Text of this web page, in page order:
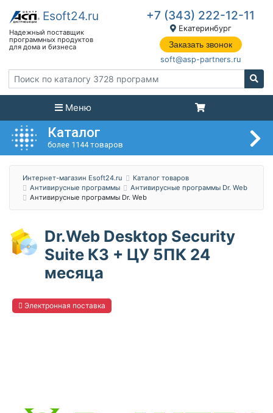
+7 (343) 222-12-11
Екатеринбург
Заказать звонок
soft@asp-partners.ru
Меню
Каталог
более 1144 товаров
Интернет-магазин Esoft24.ru
Каталог товаров
Антивирусные программы
Антивирусные программы Dr. Web
Антивирусные программы Dr. Web
Dr.Web Desktop Security
Suite КЗ + ЦУ 5ПК 24
месяца
Электронная поставка